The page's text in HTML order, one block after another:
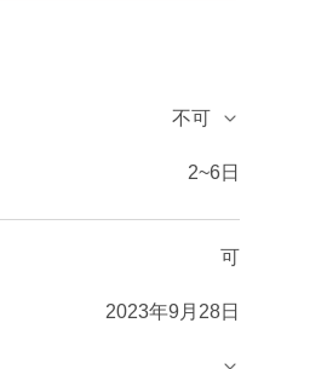
不可
2~6日
可
2023年9月28日